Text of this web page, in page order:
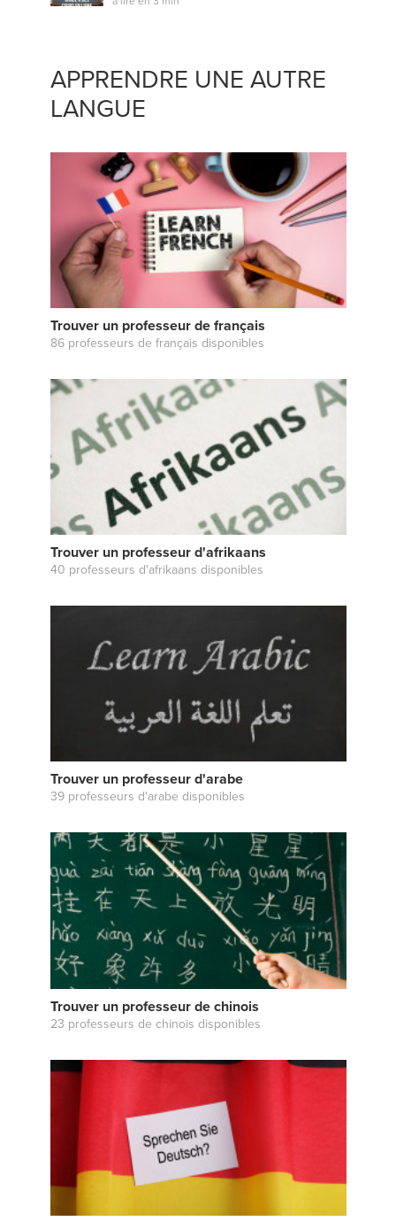
APPRENDRE UNE AUTRE
LANGUE
Trouver un professeur de français
86 professeurs de français disponibles
Trouver un professeur d'afrikaans
40 professeurs d'afrikaans disponibles
Trouver un professeur d'arabe
39 professeurs d'arabe disponibles
Trouver un professeur de chinois
23 professeurs de chinois disponibles